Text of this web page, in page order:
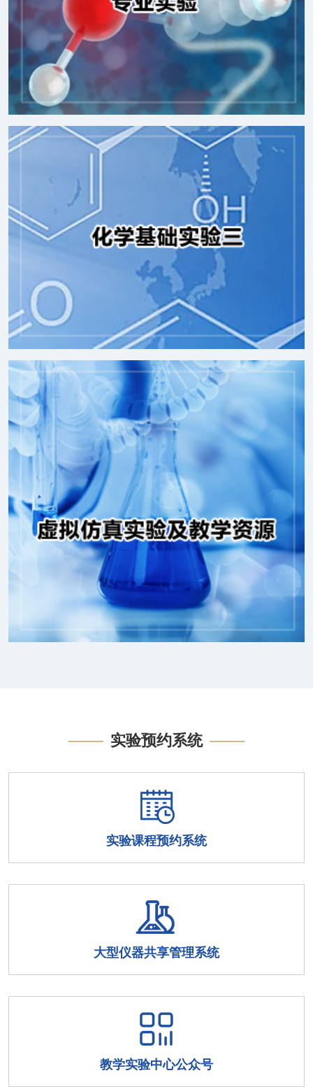
实验预约系统
实验课程预约系统
大型仪器共享管理系统
教学实验中心公众号